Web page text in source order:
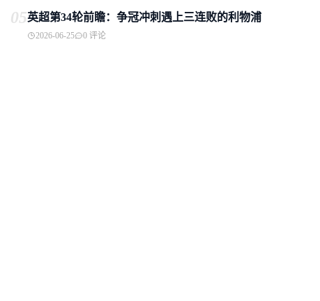
05英超第34轮前瞻：争冠冲刺遇上三连败的利物浦
2026-06-25 0 评论